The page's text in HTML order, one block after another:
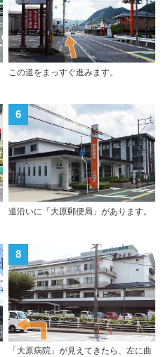
この道をまっすぐ進みます。
6
道沿いに「大原郵便局」があります。
8
「大原病院」が見えてきたら、左に曲